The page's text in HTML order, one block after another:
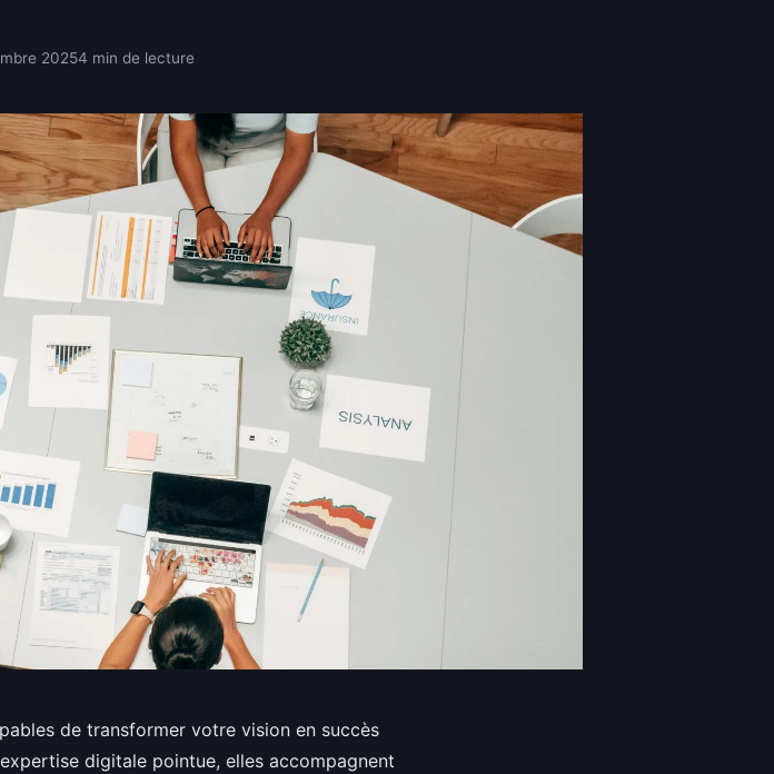
20254 min de lecture
de transformer votre vision en succès
digitale pointue, elles accompagnent